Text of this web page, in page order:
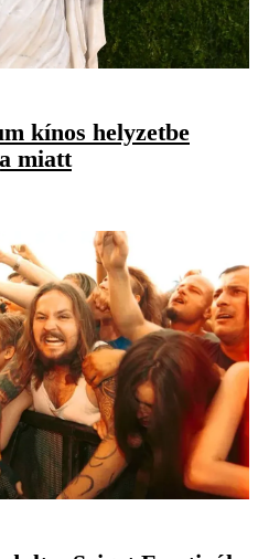
kínos helyzetbe
miatt